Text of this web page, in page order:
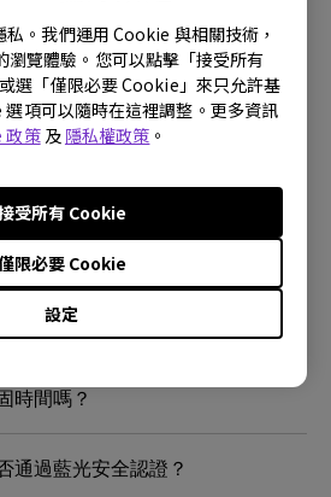
。我們運用 Cookie 與相關技術，
瀏覽體驗。您可以點擊「接受所有
選「僅限必要 Cookie」來只允許基
項可以隨時在這裡調整。更多資訊
政策及 隱私權政策 。
設定
限必要 Cookie
受所有 Cookie
內的 LED 燈嗎？
？｜智慧檯燈
眼智慧檯燈
色溫範圍? | 護眼智慧檯燈
閃爍(無頻閃)技術嗎?
時間嗎？
通過藍光安全認證？